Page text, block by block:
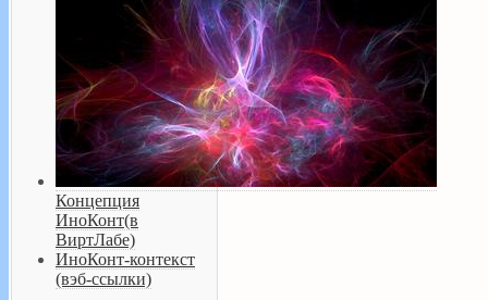
Концепция
ИноКонт(в
ВиртЛабе)
ИноКонт-контекст
(вэб-ссылки)